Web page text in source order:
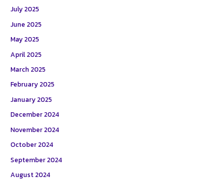
July 2025
June 2025
May 2025
April 2025
March 2025
February 2025
January 2025
December 2024
November 2024
October 2024
September 2024
August 2024